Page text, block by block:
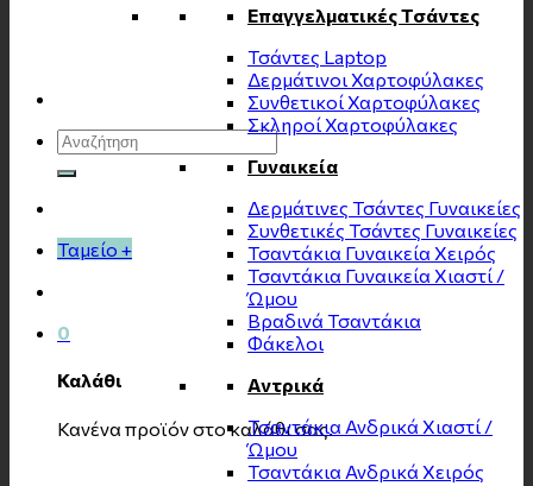
Αναζήτηση
για:
Ταμείο +
0
Καλάθι
Κανένα προϊόν στο καλάθι σας.
Επαγγελματικές Τσάντες
Τσάντες Laptop
Δερμάτινοι Χαρτοφύλακες
Συνθετικοί Χαρτοφύλακες
Σκληροί Χαρτοφύλακες
Γυναικεία
Δερμάτινες Τσάντες Γυναικείες
Συνθετικές Τσάντες Γυναικείες
Τσαντάκια Γυναικεία Χειρός
Τσαντάκια Γυναικεία Χιαστί /
Ώμου
Βραδινά Τσαντάκια
Φάκελοι
Αντρικά
Τσαντάκια Ανδρικά Χιαστί /
Ώμου
Τσαντάκια Ανδρικά Χειρός